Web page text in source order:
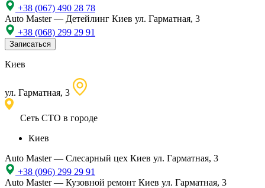
+38 (067) 490 28 78
Auto Master — Детейлинг Киев ул. Гарматная, 3
+38 (068) 299 29 91
Записаться
Киев
ул. Гарматная, 3
Сеть СТО в городе
Киев
Auto Master — Слесарный цех Киев ул. Гарматная, 3
+38 (096) 299 29 91
Auto Master — Кузовной ремонт Киев ул. Гарматная, 3